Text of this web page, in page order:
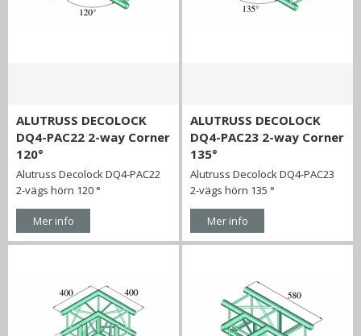
ALUTRUSS DECOLOCK
DQ4-PAC22 2-way Corner
120°
Alutruss Decolock DQ4-PAC22
2-vägs hörn 120 °
Mer info
ALUTRUSS DECOLOCK
DQ4-PAC23 2-way Corner
135°
Alutruss Decolock DQ4-PAC23
2-vägs hörn 135 °
Mer info